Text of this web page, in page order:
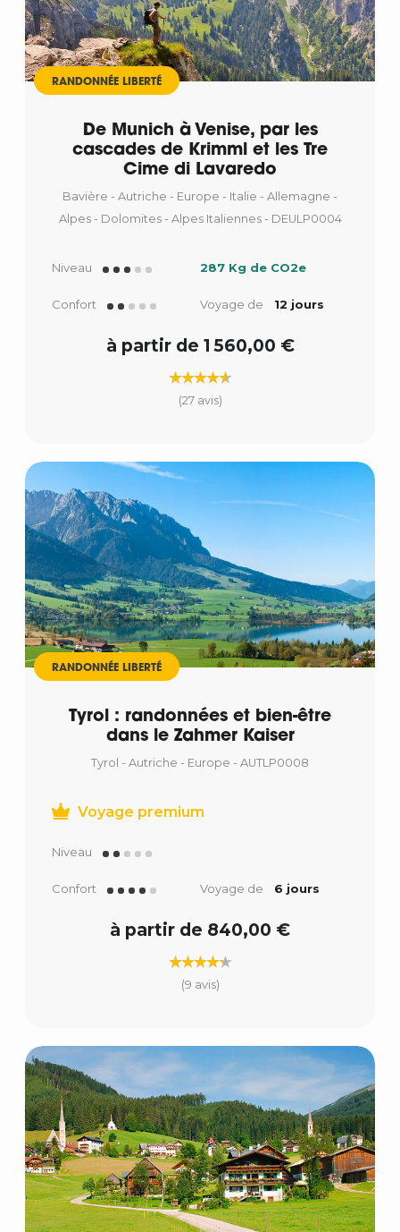
RANDONNÉE LIBERTÉ
De Munich à Venise, par les
cascades de Krimml et les Tre
Cime di Lavaredo
Bavière - Autriche - Europe - Italie - Allemagne -
Alpes - Dolomites - Alpes Italiennes - DEULP0004
Niveau 287 Kg de CO2e
Confort Voyage de 12 jours
à partir de 1 560,00 €
(27 avis)
RANDONNÉE LIBERTÉ
Tyrol : randonnées et bien-être
dans le Zahmer Kaiser
Tyrol - Autriche - Europe - AUTLP0008
Voyage premium
Niveau
Confort Voyage de 6 jours
à partir de 840,00 €
(9 avis)